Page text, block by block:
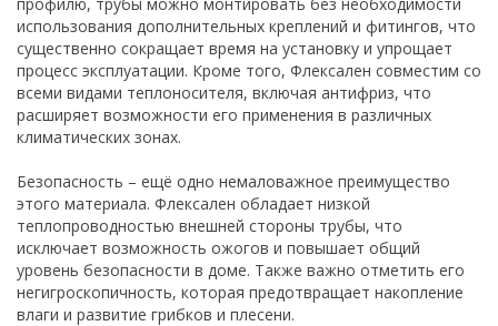
использования дополнительных креплений и фитингов, что
существенно сокращает время на установку и упрощает
процесс эксплуатации. Кроме того, Флексален совместим со
всеми видами теплоносителя, включая антифриз, что
расширяет возможности его применения в различных
климатических зонах.
Безопасность – ещё одно немаловажное преимущество
этого материала. Флексален обладает низкой
теплопроводностью внешней стороны трубы, что
исключает возможность ожогов и повышает общий
уровень безопасности в доме. Также важно отметить его
негигроскопичность, которая предотвращает накопление
влаги и развитие грибков и плесени.